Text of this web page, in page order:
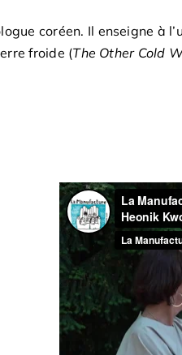
coréen. Il enseigne à
froide (The Other Cold